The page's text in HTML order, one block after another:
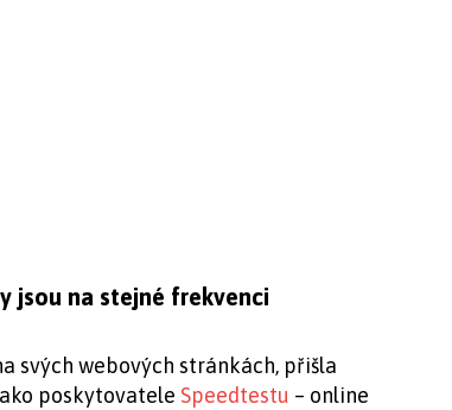
jsou na stejné frekvenci
svých webových stránkách, přišla
poskytovatele Speedtestu – online